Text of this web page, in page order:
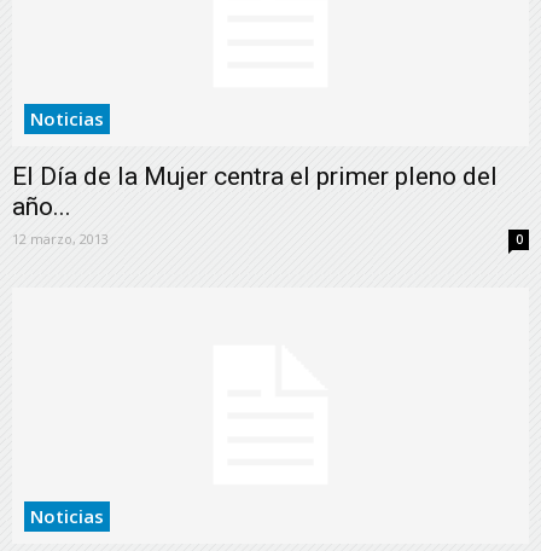
Noticias
El Día de la Mujer centra el primer pleno del
año...
12 marzo, 2013 0
Noticias